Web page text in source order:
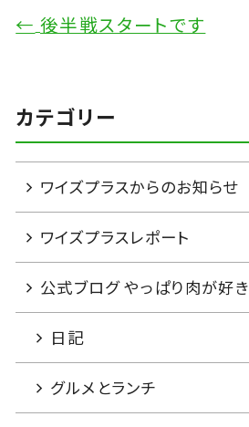
← 後半戦スタートです
カテゴリー
ワイズプラスからのお知らせ
ワイズプラスレポート
公式ブログ やっぱり肉が好き
日記
グルメとランチ